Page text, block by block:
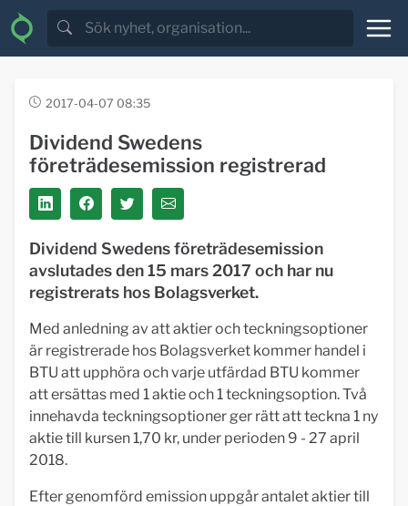
2017-04-07 08:35
Dividend Swedens
företrädesemission registrerad
Dividend Swedens företrädesemission
avslutades den 15 mars 2017 och har nu
registrerats hos Bolagsverket.
Med anledning av att aktier och teckningsoptioner
är registrerade hos Bolagsverket kommer handel i
BTU att upphöra och varje utfärdad BTU kommer
att ersättas med 1 aktie och 1 teckningsoption. Två
innehavda teckningsoptioner ger rätt att teckna 1 ny
aktie till kursen 1,70 kr, under perioden 9 - 27 april
2018.
Efter genomförd emission uppgår antalet aktier till